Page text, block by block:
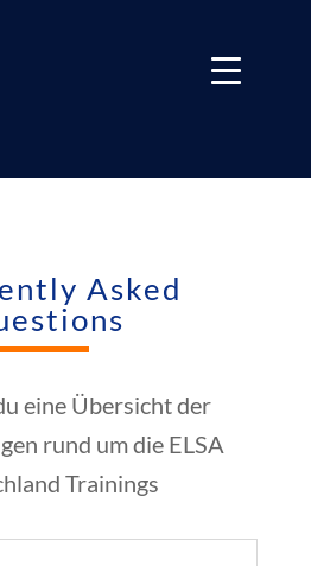
Asked
eine Übersicht der
rund um die ELSA
Trainings